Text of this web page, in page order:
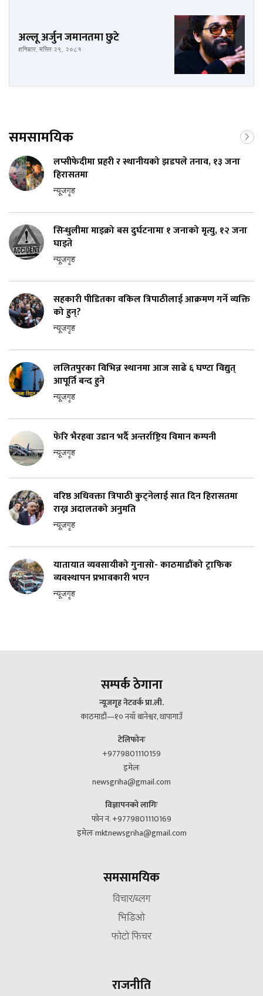
अल्लू अर्जुन जमानतमा छुटे
शनिबार, मंसिर २९, २०८१
समसामयिक
लप्सीफेदीमा प्रहरी र स्थानीयको झडपले तनाव, १३ जना
हिरासतमा
न्यूजगृह
सिन्धुलीमा माइक्रो बस दुर्घटनामा १ जनाको मृत्यु, १२ जना
घाइते
न्यूजगृह
सहकारी पीडितका वकिल त्रिपाठीलाई आक्रमण गर्ने व्यक्ति
को हुन्?
न्यूजगृह
ललितपुरका विभिन्न स्थानमा आज साढे ६ घण्टा विद्युत्
आपूर्ति बन्द हुने
न्यूजगृह
फेरि भैरहवा उडान भर्दै अन्तर्राष्ट्रिय विमान कम्पनी
न्यूजगृह
वरिष्ठ अधिवक्ता त्रिपाठी कुट्नेलाई सात दिन हिरासतमा
राख्न अदालतको अनुमति
न्यूजगृह
यातायात व्यवसायीको गुनासो- काठमाडौंको ट्राफिक
व्यवस्थापन प्रभावकारी भएन
न्यूजगृह
सम्पर्क ठेगाना
न्यूजगृह नेटवर्क प्रा.ली.
काठमाडौं—१० नयाँ बानेश्वर, थापागाउँ
टेलिफोनः
+9779801110159
इमेलः
newsgriha@gmail.com
विज्ञापनको लागिः
फोन नं. +9779801110169
इमेलः mktnewsgriha@gmail.com
समसामयिक
विचार/ब्लग
भिडिओ
फोटो फिचर
राजनीति